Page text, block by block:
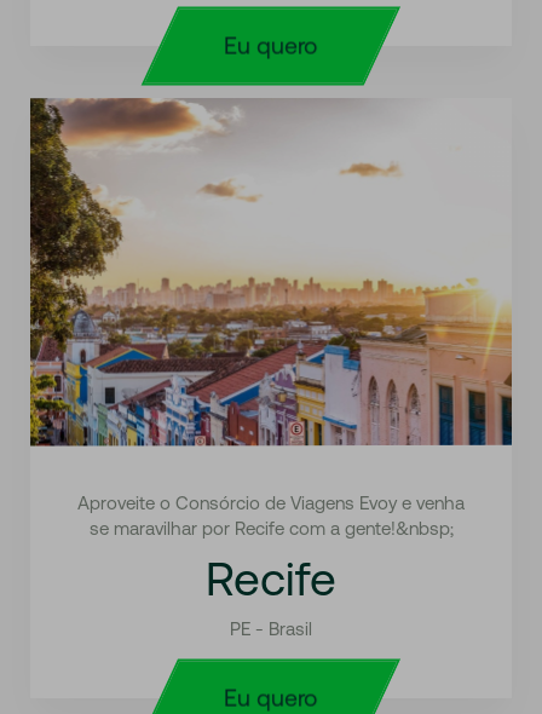
Eu quero
Aproveite o Consórcio de Viagens Evoy e venha
se maravilhar por Recife com a gente!&nbsp;
Recife
PE - Brasil
Eu quero